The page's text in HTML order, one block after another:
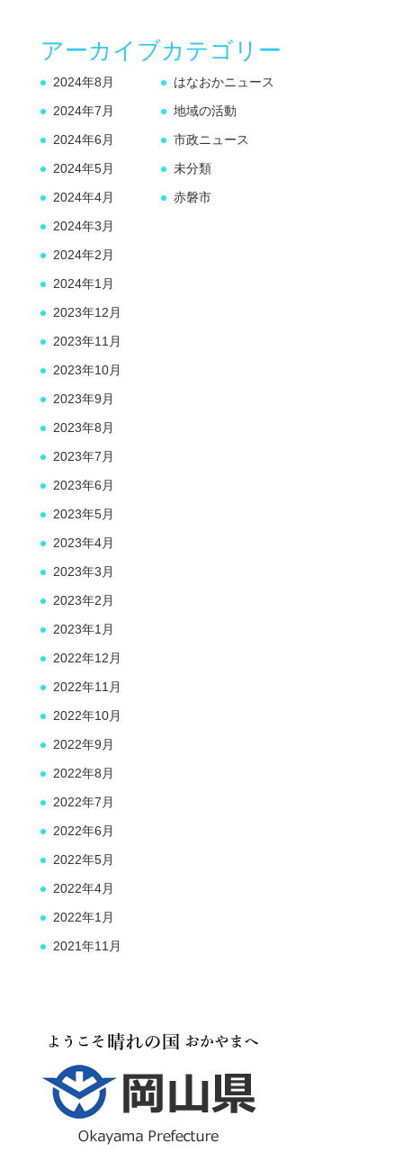
アーカイブ
2024年8月
2024年7月
2024年6月
2024年5月
2024年4月
2024年3月
2024年2月
2024年1月
2023年12月
2023年11月
2023年10月
2023年9月
2023年8月
2023年7月
2023年6月
2023年5月
2023年4月
2023年3月
2023年2月
2023年1月
2022年12月
2022年11月
2022年10月
2022年9月
2022年8月
2022年7月
2022年6月
2022年5月
2022年4月
2022年1月
2021年11月
カテゴリー
はなおかニュース
地域の活動
市政ニュース
未分類
赤磐市